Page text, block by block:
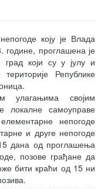
коју је Влада
године, проглашена је
који су у јулу и
Републике
улагањима својим
локалне самоуправе
непогоде
и друге непогоде
дана од проглашења
позове грађане да
бити краћи од 15 ни